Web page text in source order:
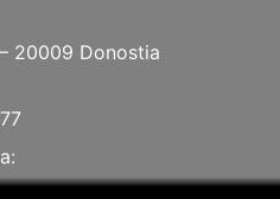
20009 Donostia